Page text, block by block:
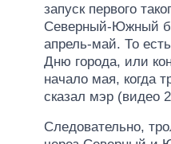
запуск первого
Северный-Южный
апрель-май. То
Дню города, или
начало мая, когда
сказал мэр (видео
Следовательно,